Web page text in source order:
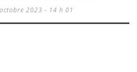
2023 - 14 h 01